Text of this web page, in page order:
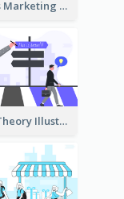
Business Marketing
Nudge Theory Illustration